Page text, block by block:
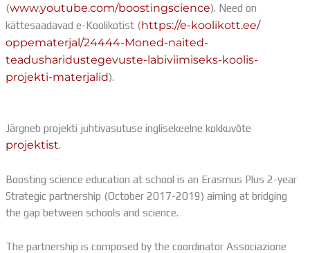
(www.youtube.com/boostingscience). Need on
kättesaadavad e-Koolikotist (https://e-koolikott.ee/
oppematerjal/24444-Moned-naited-
teadusharidustegevuste- labiviimiseks-koolis-
projekti-materjalid).
Järgneb projekti juhtivasutuse inglisekeelne kokkuvõte
projektist.
Boosting science education at school is an Erasmus Plus 2-year
Strategic partnership (October 2017-2019) aiming at bridging
the gap between schools and science.
The partnership is composed by the coordinator Associazione